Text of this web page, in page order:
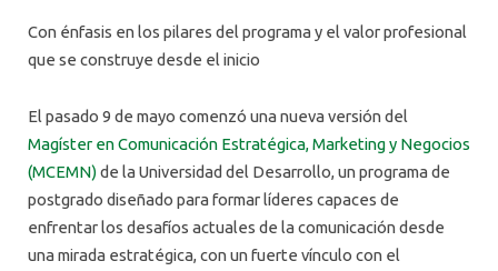
Con énfasis en los pilares del programa y el valor profesional
que se construye desde el inicio
El pasado 9 de mayo comenzó una nueva versión del
Magíster en Comunicación Estratégica, Marketing y Negocios
(MCEMN)de la Universidad del Desarrollo, un programa de
postgrado diseñado para formar líderes capaces de
enfrentar los desafíos actuales de la comunicación desde
una mirada estratégica, con un fuerte vínculo con el